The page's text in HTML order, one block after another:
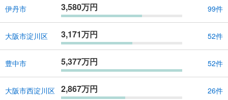
伊丹市 3,580万円 99件
大阪市淀川区 3,171万円 52件
豊中市 5,377万円 52件
大阪市西淀川区 2,867万円 26件